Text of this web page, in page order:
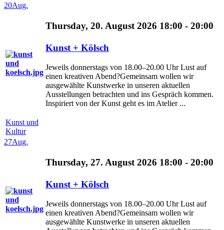
20Aug.
Thursday, 20. August 2026 18:00 - 20:00
Kunst + Kölsch
Jeweils donnerstags von 18.00–20.00 Uhr Lust auf
einen kreativen Abend?Gemeinsam wollen wir
ausgewählte Kunstwerke in unseren aktuellen
Ausstellungen betrachten und ins Gespräch kommen.
Inspiriert von der Kunst geht es im Atelier ...
Kunst und
Kultur
27Aug.
Thursday, 27. August 2026 18:00 - 20:00
Kunst + Kölsch
Jeweils donnerstags von 18.00–20.00 Uhr Lust auf
einen kreativen Abend?Gemeinsam wollen wir
ausgewählte Kunstwerke in unseren aktuellen